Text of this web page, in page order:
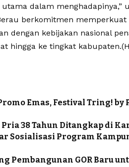
dalam menghadapinya,”
berkomitmen
dengan kebijakan nasional
hingga ke tingkat
Emas, Festival Tring! by
Pria 38 Tahun Ditangkap di
Sosialisasi Program
Pembangunan GOR Baru